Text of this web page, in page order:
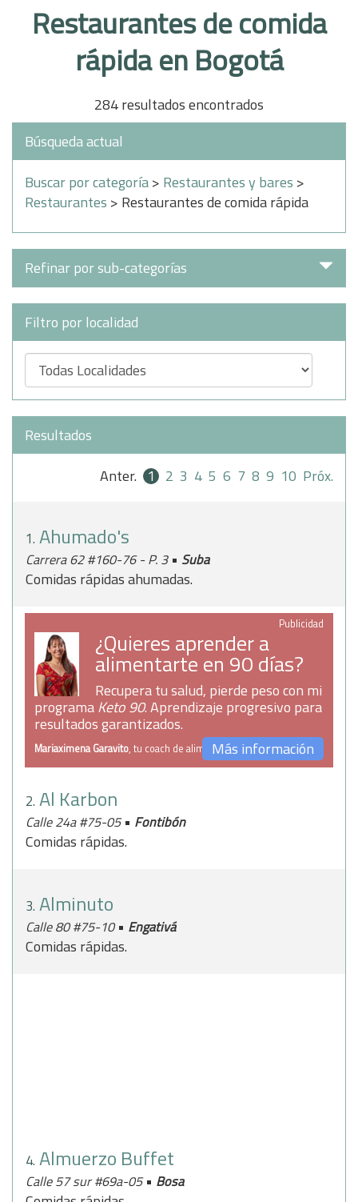
Restaurantes de comida
rápida en Bogotá
284 resultados encontrados
Búsqueda actual
Buscar por categoría> Restaurantes y bares >
Restaurantes > Restaurantes de comida rápida
Refinar por sub-categorías
Filtro por localidad
Resultados
Anter. 1 2 3 4 5 6 7 8 9 10 Próx.
1. Ahumado's
Carrera 62 #160-76 - P. 3 • Suba
Comidas rápidas ahumadas.
Publicidad
¿Quieres aprender a
alimentarte en 90 días?
Recupera tu salud, pierde peso con mi
programaKeto 90. Aprendizaje progresivo para
resultados garantizados.
Mariaximena Garavito, tu coach de alimentaciónMás información
2. Al Karbon
Calle 24a #75-05• Fontibón
Comidas rápidas.
3. Alminuto
Calle 80 #75-10 • Engativá
Comidas rápidas.
4. Almuerzo Buffet
Calle 57 sur #69a-05• Bosa